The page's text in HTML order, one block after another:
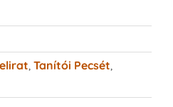
Tanítói Pecsét